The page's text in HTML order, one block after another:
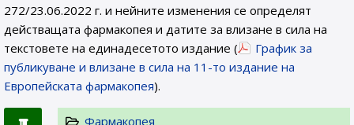
272/23.06.2022 г. и нейните изменения се определят
действащата фармакопея и датите за влизане в сила на
текстовете на единадесетото издание (
График за
публикуване и влизане в сила на 11-то издание на
Европейската фармакопея).
Фармакопея